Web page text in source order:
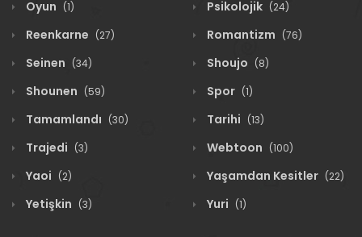
Oyun (1) Psikolojik (24)
Reenkarne (27) Romantizm (76)
Seinen (34) Shoujo (8)
Shounen (59) Spor (1)
Tamamlandı (30) Tarihi (13)
Trajedi (3) Webtoon (100)
Yaoi (2) Yaşamdan Kesitler (22)
Yetişkin (3) Yuri (1)